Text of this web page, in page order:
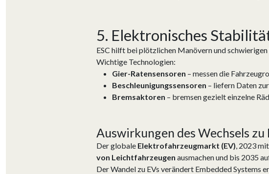
5. Elektronisches
ESC hilft bei plötzlichen Manövern und
Wichtige Technologien:
Gier-Ratensensoren – messen die
Beschleunigungssensoren – liefern Daten
Bremsaktoren – bremsen gezielt einzelne
Auswirkungen des Wechsels
Der globale Elektrofahrzeugmarkt (EV), 2023
von Leichtfahrzeugen ausmachen und bis 2035
Der Wandel zu EVs verändert Embedded Systems